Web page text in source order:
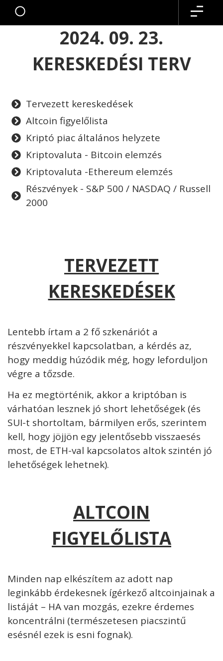
2024. 09. 23.
KERESKEDÉSI TERV
Tervezett kereskedések
Altcoin figyelőlista
Kriptó piac általános helyzete
Kriptovaluta - Bitcoin elemzés
Kriptovaluta -Ethereum elemzés
Részvények - S&P 500 / NASDAQ / Russell
2000
TERVEZETT
KERESKEDÉSEK
Lentebb írtam a 2 fő szkenáriót a
részvényekkel kapcsolatban, a kérdés az,
hogy meddig húzódik még, hogy leforduljon
végre a tőzsde.
Ha ez megtörténik, akkor a kriptóban is
várhatóan lesznek jó short lehetőségek (és
SUI-t shortoltam, bármilyen erős, szerintem
kell, hogy jöjjön egy jelentősebb visszaesés
most, de ETH-val kapcsolatos altok szintén jó
lehetőségek lehetnek).
ALTCOIN
FIGYELŐLISTA
Minden nap elkészítem az adott nap
leginkább érdekesnek ígérkező altcoinjainak a
listáját – HA van mozgás, ezekre érdemes
koncentrálni (természetesen piacszintű
esésnél ezek is esni fognak).